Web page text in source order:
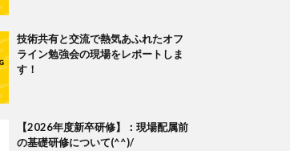
技術共有と交流で熱気あふれたオフ
ライン勉強会の現場をレポートしま
す！
【2026年度新卒研修】：現場配属前
の基礎研修について(^^)/